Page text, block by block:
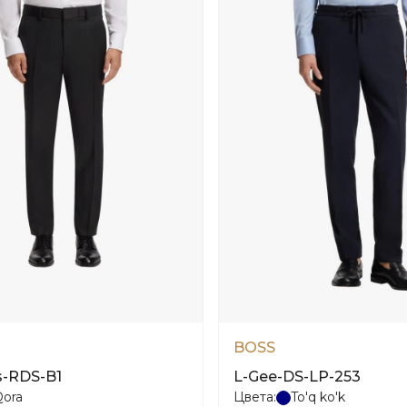
RDS-B1
BOSS
L-Gee-DS-LP-253
Цвета: To'q ko'k